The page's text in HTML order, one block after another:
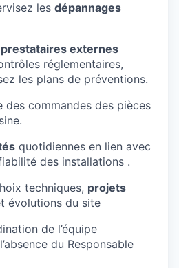
les dépannages
prestataires externes
réglementaires,
les plans de préventions.
des commandes des pièces
quotidiennes en lien avec
des installations .
techniques, projets
évolutions du site
de l’équipe
du Responsable